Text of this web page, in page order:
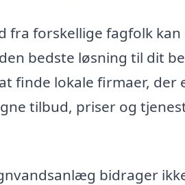
fra forskellige fagfolk
bedste løsning til dit
finde lokale firmaer, der
tilbud, priser og
bidrager